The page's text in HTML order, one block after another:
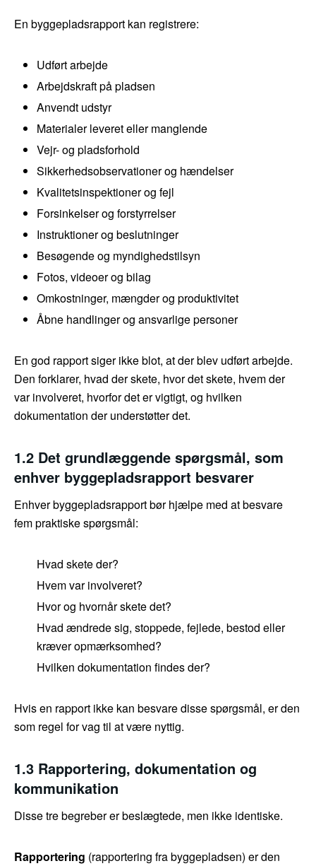
En byggepladsrapport kan registrere:
Udført arbejde
Arbejdskraft på pladsen
Anvendt udstyr
Materialer leveret eller manglende
Vejr- og pladsforhold
Sikkerhedsobservationer og hændelser
Kvalitetsinspektioner og fejl
Forsinkelser og forstyrrelser
Instruktioner og beslutninger
Besøgende og myndighedstilsyn
Fotos, videoer og bilag
Omkostninger, mængder og produktivitet
Åbne handlinger og ansvarlige personer
En god rapport siger ikke blot, at der blev udført arbejde.
Den forklarer, hvad der skete, hvor det skete, hvem der
var involveret, hvorfor det er vigtigt, og hvilken
dokumentation der understøtter det.
1.2 Det grundlæggende spørgsmål, som
enhver byggepladsrapport besvarer
Enhver byggepladsrapport bør hjælpe med at besvare
fem praktiske spørgsmål:
Hvad skete der?
Hvem var involveret?
Hvor og hvornår skete det?
Hvad ændrede sig, stoppede, fejlede, bestod eller
kræver opmærksomhed?
Hvilken dokumentation findes der?
Hvis en rapport ikke kan besvare disse spørgsmål, er den
som regel for vag til at være nyttig.
1.3 Rapportering, dokumentation og
kommunikation
Disse tre begreber er beslægtede, men ikke identiske.
Rapportering (rapportering fra byggepladsen) er den